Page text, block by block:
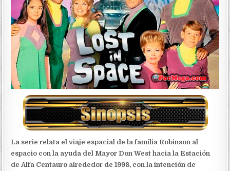
La serie relata el viaje espacial de la familia Robinson al
espacio con la ayuda del Mayor Don West hacia la Estación
de Alfa Centauro alrededor de 1998, con la intención de